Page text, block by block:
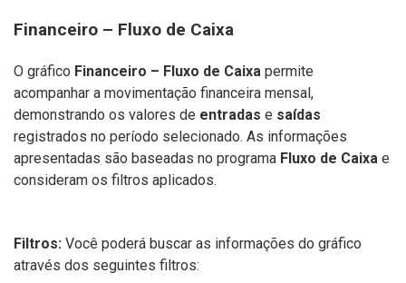
Financeiro – Fluxo de Caixa
O gráfico Financeiro – Fluxo de Caixa permite
acompanhar a movimentação financeira mensal,
demonstrando os valores de entradas e saídas
registrados no período selecionado. As informações
apresentadas são baseadas no programa Fluxo de Caixa e
consideram os filtros aplicados.
Filtros: Você poderá buscar as informações do gráfico
através dos seguintes filtros: